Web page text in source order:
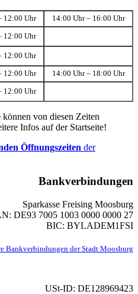
12:00 Uhr 14:00 Uhr – 16:00 Uhr
12:00 Uhr
12:00 Uhr
12:00 Uhr 14:00 Uhr – 18:00 Uhr
12:00 Uhr
von diesen Zeiten
Infos auf der Startseite!
Öffnungszeiten der
Bankverbindungen
Sparkasse Freising Moosburg
DE93 7005 1003 0000 0000 27
BIC: BYLADEM1FSI
Bankverbindungen der Stadt Moosburg
USt-ID: DE128969423